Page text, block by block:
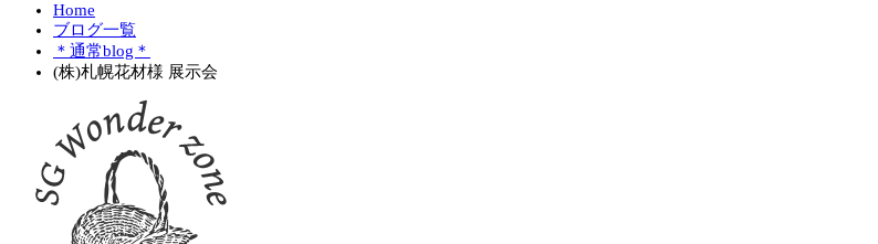
Home
ブログ一覧
＊通常blog＊
(株)札幌花材様 展示会